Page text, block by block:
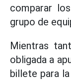
comparar
grupo de
Mientras
obligada a
billete para